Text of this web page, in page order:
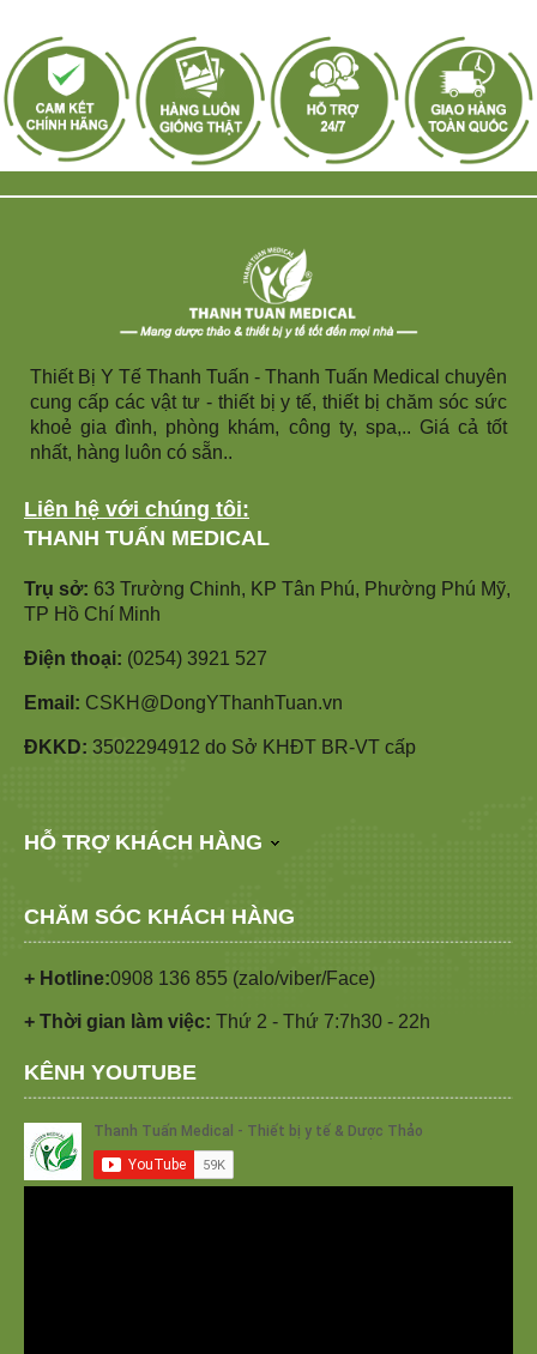
Thiết Bị Y Tế Thanh Tuấn - Thanh Tuấn Medical chuyên
cung cấp các vật tư - thiết bị y tế, thiết bị chăm sóc sức
khoẻ gia đình, phòng khám, công ty, spa,.. Giá cả tốt
nhất, hàng luôn có sẵn..
Liên hệ với chúng tôi:
THANH TUẤN MEDICAL
Trụ sở: 63 Trường Chinh, KP Tân Phú, Phường Phú Mỹ,
TP Hồ Chí Minh
Điện thoại: (0254) 3921 527
Email: CSKH@DongYThanhTuan.vn
ĐKKD: 3502294912 do Sở KHĐT BR-VT cấp
HỖ TRỢ KHÁCH HÀNG
CHĂM SÓC KHÁCH HÀNG
+ Hotline:0908 136 855 (zalo/viber/Face)
+ Thời gian làm việc: Thứ 2 - Thứ 7:7h30 - 22h
KÊNH YOUTUBE